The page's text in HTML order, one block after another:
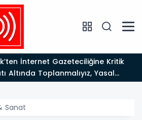
Altında Toplanmalıyız, Yasal
Hazırız"
Sanat